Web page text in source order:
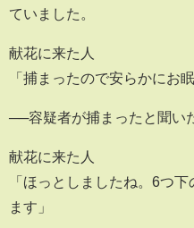
ていました。
献花に来た人
「捕まったので安らかにお
──容疑者が捕まったと聞い
献花に来た人
「ほっとしましたね。6つ
ます」